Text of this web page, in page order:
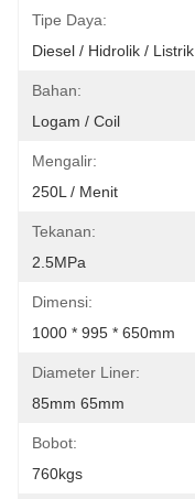
Tipe Daya:
Diesel / Hidrolik / Listrik
Bahan:
Logam / Coil
Mengalir:
250L / Menit
Tekanan:
2.5MPa
Dimensi:
1000 * 995 * 650mm
Diameter Liner:
85mm 65mm
Bobot:
760kgs